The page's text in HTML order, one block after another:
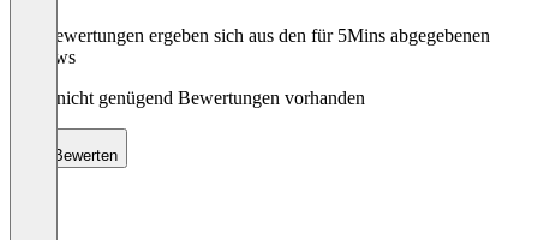
Die Bewertungen ergeben sich aus den für 5Mins abgegebenen
Reviews
Noch nicht genügend Bewertungen vorhanden
Bewerten